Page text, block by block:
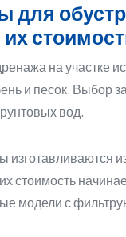
для
на участке
и песок. Выбор
вод.
стоимость
модели с